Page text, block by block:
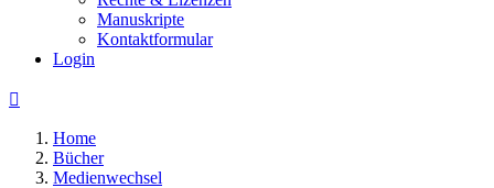
Manuskripte
Kontaktformular
Login

Home
Bücher
Medienwechsel